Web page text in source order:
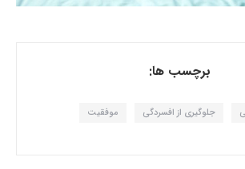
برچسب ها:
جلوگیری از افسردگی موفقیت